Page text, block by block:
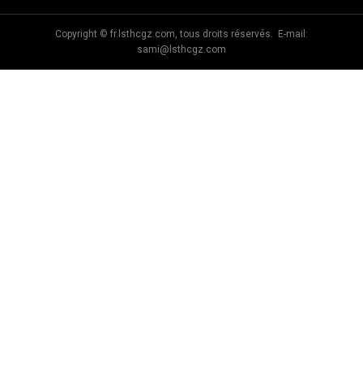
Copyright © fr.lsthcgz.com, tous droits réservés. E-mail:
sami@lsthcgz.com